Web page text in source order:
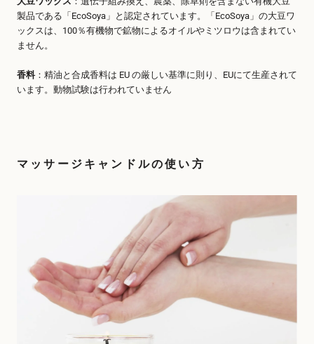
製品である「EcoSoya」と認定されています。「EcoSoya」の大豆ワ
ックスは、100％有機物で鉱物によるオイルやミツロウは含まれてい
ません。
香料：精油と合成香料は EU の厳しい基準に則り、EUにて生産されて
います。動物試験は行われていません
マッサージキャンドルの使い方